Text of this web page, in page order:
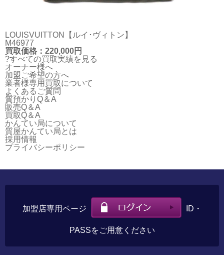
LOUISVUITTON【ルイ･ヴィトン】
M46977
買取価格：220,000円
?すべての買取実績を見る
オーナー様へ
加盟ご希望の方へ
業者様専用買取について
よくあるご質問
質預かりQ＆A
販売Q＆A
買取Q＆A
かんてい局について
質屋かんてい局とは
採用情報
プライバシーポリシー
加盟店専用ページ ID・
PASSをご用意ください